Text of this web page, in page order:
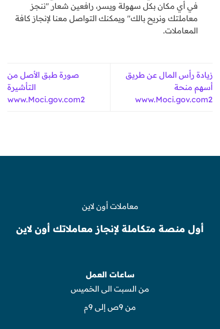
في أي مكان بكل سهولة ويسر، رافعين شعار "ننجز
معاملتك ونريح بالك" ويمكنك التواصل معنا لإنجاز كافة
المعاملات.
زيادة رأس المال عن طريق
أسهم منحة
www.Moci.gov.com2
صورة طبق الأصل من
التأشيرة
www.Moci.gov.com2
معاملات أون لاين
أول منصة متكاملة لإنجاز معاملاتك أون لاين
ساعات العمل
من السبت الى الخميس
من 9ص إلى 9م